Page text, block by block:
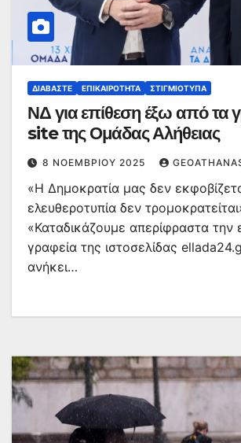
ΔΙΑΒΆΣΤΕ ΕΠΙΚΑΙΡΌΤΗΤΑ ΣΤΙΓΜΙΌΤΥΠΑ
ΝΔ για επίθεση έξω από τα
site της Ομάδας Αλήθειας
8 ΝΟΕΜΒΡΊΟΥ 2025
«Η Δημοκρατία μας δεν
ελευθεροτυπία δεν
«Καταδικάζουμε απερίφραστα την
γραφεία της ιστοσελίδας
ανήκει…